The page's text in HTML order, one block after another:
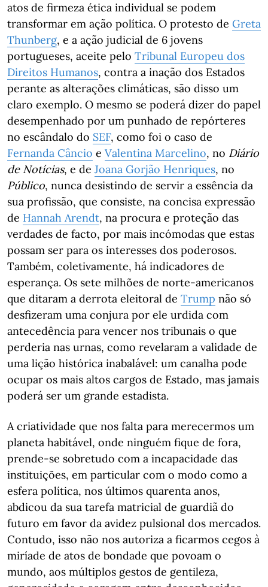
atos de firmeza ética individual se podem
transformar em ação política. O protesto de Greta
Thunberg, e a ação judicial de 6 jovens
portugueses, aceite pelo Tribunal Europeu dos
Direitos Humanos, contra a inação dos Estados
perante as alterações climáticas, são disso um
claro exemplo. O mesmo se poderá dizer do papel
desempenhado por um punhado de repórteres
no escândalo do SEF, como foi o caso de
Fernanda Câncio e Valentina Marcelino, no Diário
de Notícias, e de Joana Gorjão Henriques, no
Público, nunca desistindo de servir a essência da
sua profissão, que consiste, na concisa expressão
de Hannah Arendt, na procura e proteção das
verdades de facto, por mais incómodas que estas
possam ser para os interesses dos poderosos.
Também, coletivamente, há indicadores de
esperança. Os sete milhões de norte-americanos
que ditaram a derrota eleitoral de Trump não só
desfizeram uma conjura por ele urdida com
antecedência para vencer nos tribunais o que
perderia nas urnas, como revelaram a validade de
uma lição histórica inabalável: um canalha pode
ocupar os mais altos cargos de Estado, mas jamais
poderá ser um grande estadista.
A criatividade que nos falta para merecermos um
planeta habitável, onde ninguém fique de fora,
prende-se sobretudo com a incapacidade das
instituições, em particular com o modo como a
esfera política, nos últimos quarenta anos,
abdicou da sua tarefa matricial de guardiã do
futuro em favor da avidez pulsional dos mercados.
Contudo, isso não nos autoriza a ficarmos cegos à
miríade de atos de bondade que povoam o
mundo, aos múltiplos gestos de gentileza,